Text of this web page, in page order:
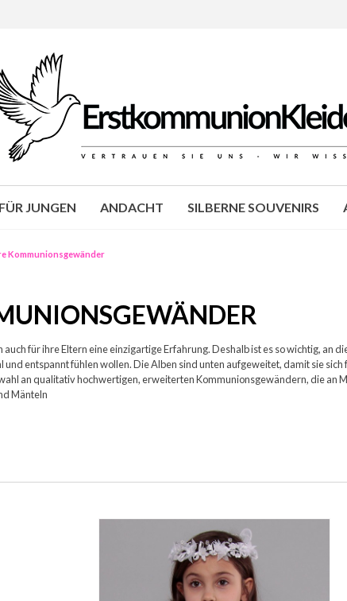
FÜR JUNGEN ANDACHT SILBERNE SOUVENIRS
Kommunionsgewänder
für ihre Eltern eine einzigartige Erfahrung. Deshalb ist es so wichtig,
entspannt fühlen wollen. Die Alben sind unten aufgeweitet, damit sie
an qualitativ hochwertigen, erweiterten Kommunionsgewändern, die
Mänteln